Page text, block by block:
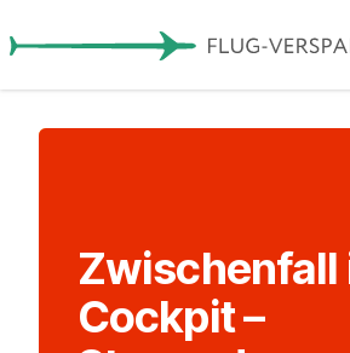
Zwischenfall
Cockpit –